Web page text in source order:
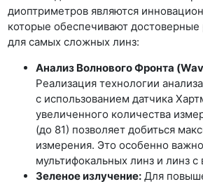
диоптриметров являются
которые обеспечивают достоверные
для самых сложных линз:
Анализ Волнового Фронта
Реализация технологии
с использованием датчика
увеличенного количества
(до 81) позволяет добиться
измерения. Это особенно
мультифокальных линз и линз с
Зеленое излучение: Для